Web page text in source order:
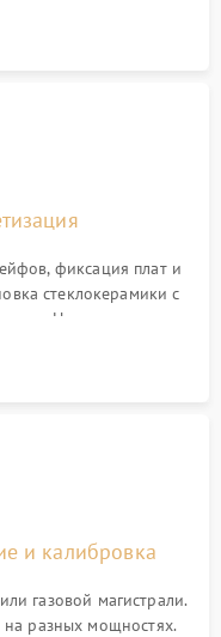
поврежденной
фиксация плат и
стеклокерамики с
Нанесение
уплотнительной
и калибровка
газовой магистрали.
на разных мощностях.